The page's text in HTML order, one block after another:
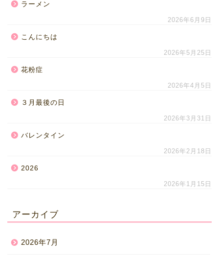
ラーメン
2026年6月9日
こんにちは
2026年5月25日
花粉症
2026年4月5日
３月最後の日
2026年3月31日
バレンタイン
2026年2月18日
2026
2026年1月15日
アーカイブ
2026年7月